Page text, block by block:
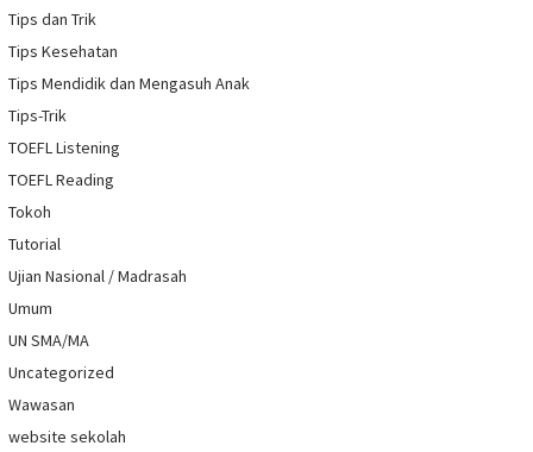
Tips dan Trik
Tips Kesehatan
Tips Mendidik dan Mengasuh Anak
Tips-Trik
TOEFL Listening
TOEFL Reading
Tokoh
Tutorial
Ujian Nasional / Madrasah
Umum
UN SMA/MA
Uncategorized
Wawasan
website sekolah